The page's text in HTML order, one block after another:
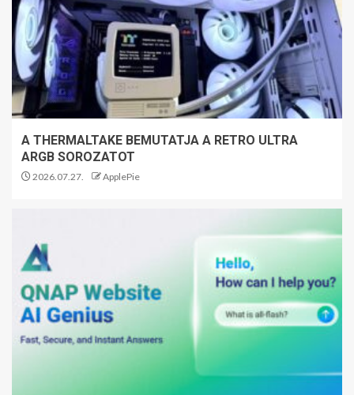
A THERMALTAKE BEMUTATJA A RETRO ULTRA
ARGB SOROZATOT
2026.07.27. ApplePie